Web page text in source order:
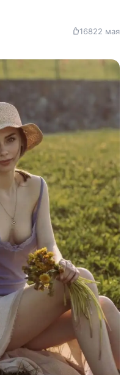
16822 мая